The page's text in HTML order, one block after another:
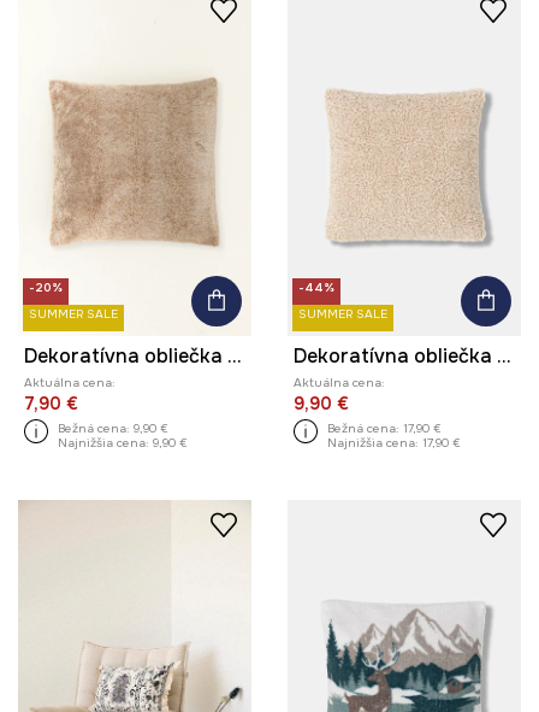
-20%
SUMMER SALE
Dekoratívna obliečka na vankúš 45 x 45 cm
Aktuálna cena:
7,90 €
Bežná cena: 9,90 €
Najnižšia cena: 9,90 €
-44%
SUMMER SALE
Dekoratívna obliečka na vankúš 45 x 45 cm
Aktuálna cena:
9,90 €
Bežná cena: 17,90 €
Najnižšia cena: 17,90 €